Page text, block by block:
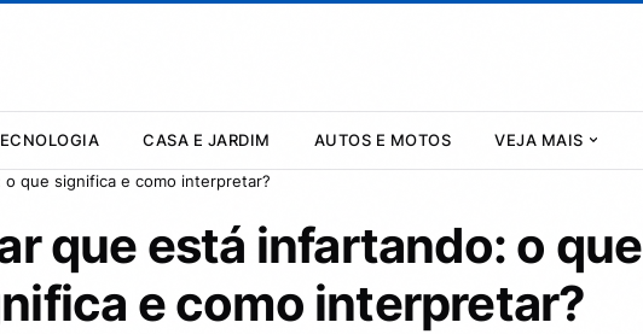
CASA E JARDIM AUTOS E MOTOS VEJA MAIS
que significa e como interpretar?
que está infartando: o que
e como interpretar?